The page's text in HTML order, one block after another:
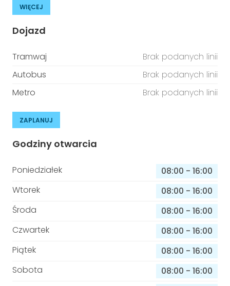
WIĘCEJ
Dojazd
Tramwaj
Brak podanych linii
Autobus
Brak podanych linii
Metro
Brak podanych linii
ZAPLANUJ
Godziny otwarcia
Poniedziałek 08:00 - 16:00
Wtorek
08:00 - 16:00
Środa
08:00 - 16:00
Czwartek
08:00 - 16:00
Piątek
08:00 - 16:00
Sobota
08:00 - 16:00